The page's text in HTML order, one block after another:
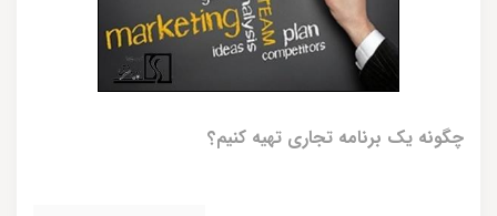
چگونه یک برنامه تجاری تهیه کنیم؟